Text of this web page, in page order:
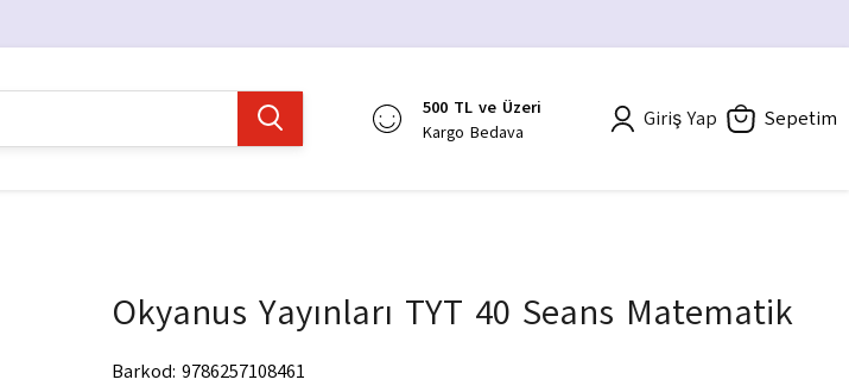
500 TL ve Üzeri
Kargo Bedava
Giriş Yap Sepetim
Okyanus Yayınları TYT 40 Seans Matematik
Barkod:9786257108461